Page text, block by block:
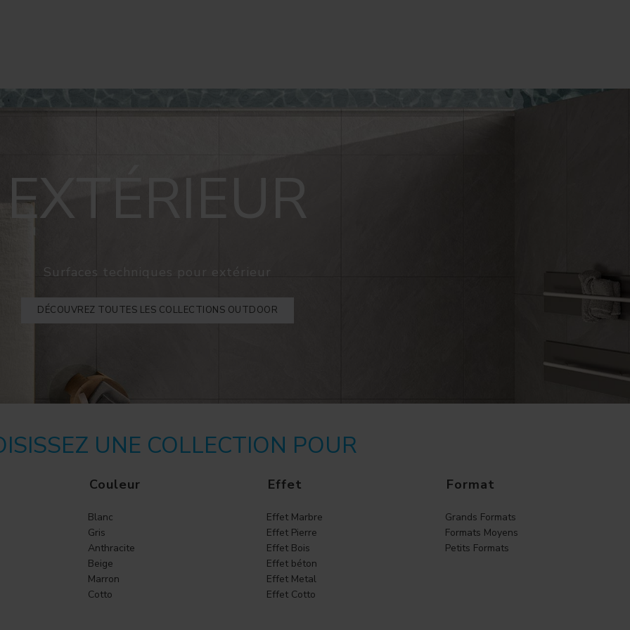
EXTÉRIEUR
Surfaces techniques pour extérieur
DÉCOUVREZ TOUTES LES COLLECTIONS OUTDOOR
UNE COLLECTION POUR
Couleur
Blanc
Gris
Anthracite
Beige
Marron
Cotto
Effet
Effet Marbre
Effet Pierre
Effet Bois
Effet béton
Effet Metal
Effet Cotto
Format
Grands Formats
Formats Moyens
Petits Formats